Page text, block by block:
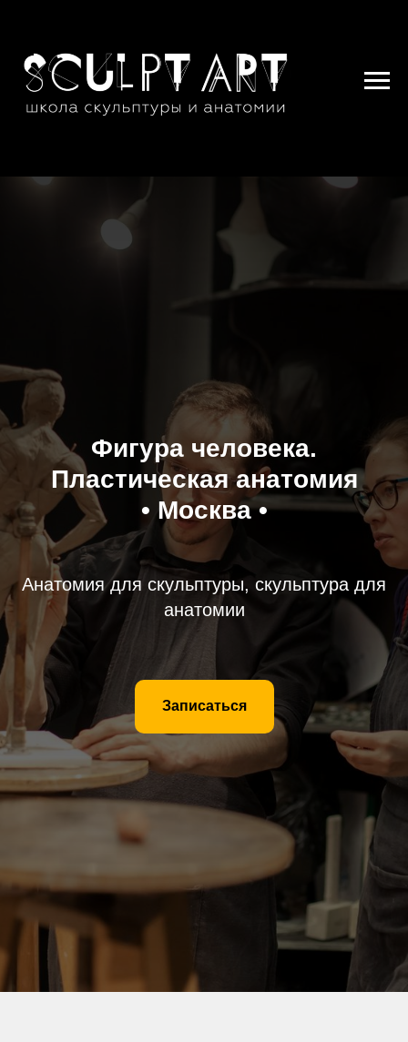
Фигура человека.
Пластическая анатомия
• Москва •
Анатомия для скульптуры, скульптура для
анатомии
Записаться